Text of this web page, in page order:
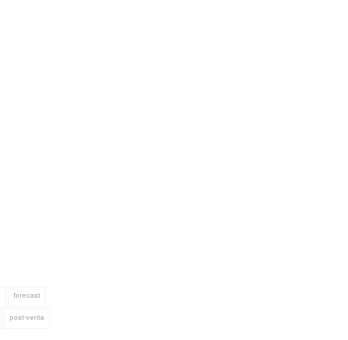
forecast
post-venta